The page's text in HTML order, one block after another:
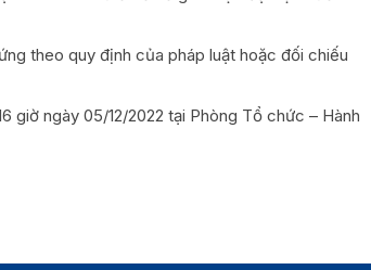
theo quy định của pháp luật hoặc đối chiếu
giờ ngày 05/12/2022 tại Phòng Tổ chức – Hành